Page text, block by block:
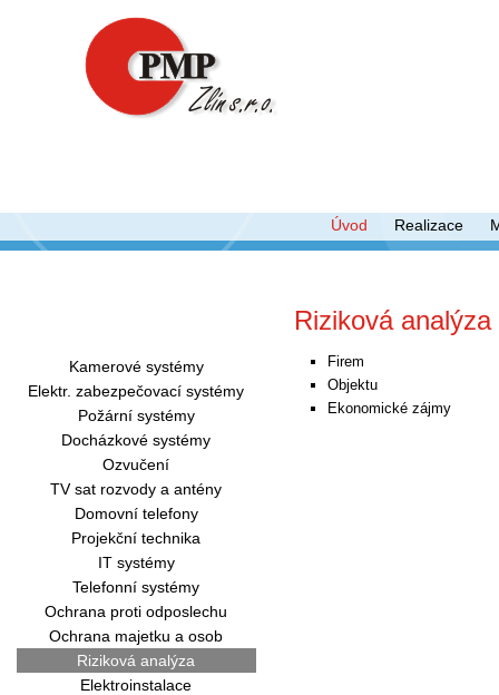
Úvod Realizace
Kamerové systémy
Elektr. zabezpečovací systémy
Požární systémy
Docházkové systémy
Ozvučení
TV sat rozvody a antény
Domovní telefony
Projekční technika
IT systémy
Telefonní systémy
Ochrana proti odposlechu
Ochrana majetku a osob
Riziková analýza
Elektroinstalace
Riziková analýza
Firem
Objektu
Ekonomické zájmy